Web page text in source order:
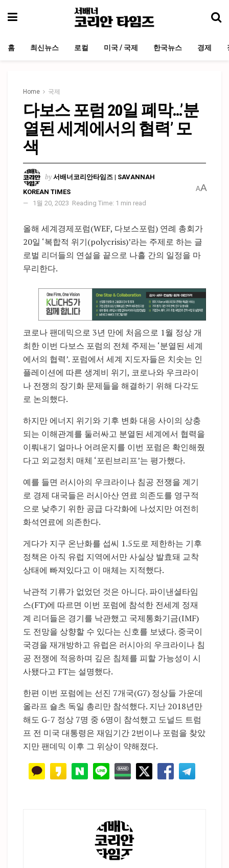
홈 최신뉴스 로컬 미국 / 국제 한국뉴스 경제
Home 국제
다보스 포럼 20일 폐막…’분
열된 세계에서의 협력’ 모
색
by 서배너코리안타임즈 | SAVANNAH
KOREAN TIMES
1월 20, 2023 Reading Time: 1 min read
AA
올해 세계경제포럼(WEF, 다보스포럼) 연례 총회가
20일 ‘복합적 위기(polycrisis)’라는 주제로 하는 글
로벌 리더들의 연설을 끝으로 나흘 간의 일정을 마
무리한다.
코로나 팬데믹으로 3년 만에 처음으로 1월 정상 개
최한 이번 다보스 포럼의 전체 주제는 ‘분열된 세계
에서의 협력’. 포럼에서 세계 지도자들은 치솟는 인
플레이션에 따른 생계비 위기, 코로나와 우크라이
나 전쟁의 장기화 문제들을 해결하기 위해 다각도
로 논의했다.
하지만 에너지 위기와 기후 변화 대응 사이의 상충
되는 이해관계를 둘러싸고 분열된 세계에서 협력을
이뤄내기 얼마나 어려운지를 이번 포럼은 확인해줬
다고 외교정치 매체 ‘포린브리프’는 평가했다.
예를 들면 러시아의 우크라이나 침공 전쟁을 계기
로 경제 대국들은 러시아산 연료 의존도를 영구적
으로 낮추기 위한 공급 다각화에 나섰지만 여전히
화석연료에 의존한다.
게다가 지구 온난화를 섭씨 1.5도로 제한하는 기후
정책은 아직 유럽 지역에서만 사실상 발효돼 교착
상태에 빠져있다고 이 매체는 지적했다.
낙관적 기류가 없었던 것은 아니다. 파이낸셜타임
스(FT)에 따르면 이번 포럼에 참석한 전세계 정재
계 리더들은 경기를 낙관했고 국제통화기금(IMF)
도 전망을 상향할 수 있다는 신호를 보냈다. 중국이
국경을 재개방하고 유럽은 러시아의 우크라이나 침
공 전쟁에 적응하며 깊은 침체를 피할 가능성이 시
사됐다고 FT는 설명했다.
한편 이번 포럼에는 선진 7개국(G7) 정상들 가운데
올라프 숄츠 독일 총리만 참석했다. 지난 2018년만
해도 G-7 정상 7명 중 6명이 참석했고 도널드 트럼
프 전 미국 대통령은 재임기간 2번이나 포럼을 찾았
지만 팬데믹 이후 그 위상이 약해졌다.